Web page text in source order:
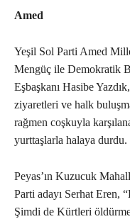
Amed
Yeşil Sol Parti Amed
Mengüç ile Demokratik
Eşbaşkanı Hasibe
ziyaretleri ve halk
rağmen coşkuyla
yurttaşlarla halaya durdu.
Peyas’ın Kuzucuk
Parti adayı Serhat Eren,
Şimdi de Kürtleri